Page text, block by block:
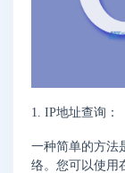
1. IP地址查询：
一种简单的方法
络。您可以使用